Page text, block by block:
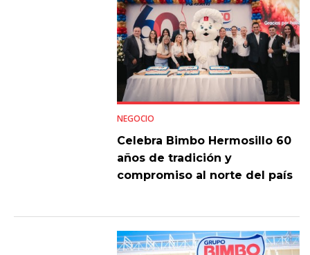
NEGOCIO
Celebra Bimbo Hermosillo 60
años de tradición y
compromiso al norte del país